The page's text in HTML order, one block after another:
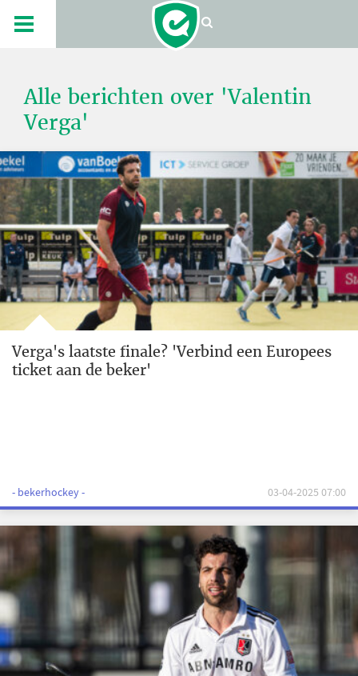
Alle berichten over 'Valentin
Verga'
Verga's laatste finale? 'Verbind een Europees
ticket aan de beker'
- bekerhockey - 03-04-2025 07:00